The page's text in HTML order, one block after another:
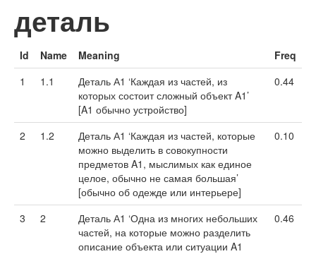
деталь
Id Name Meaning
Freq
1
1.1
Деталь А1 ‘Каждая из частей, из
которых состоит сложный объект A1’
[A1 обычно устройство]
0.44
2 1.2
Деталь А1 ‘Каждая из частей, которые
можно выделить в совокупности
предметов A1, мыслимых как единое
целое, обычно не самая большая’
[обычно об одежде или интерьере]
0.10
3 2
Деталь А1 ‘Одна из многих небольших
частей, на которые можно разделить
описание объекта или ситуации A1
0.46